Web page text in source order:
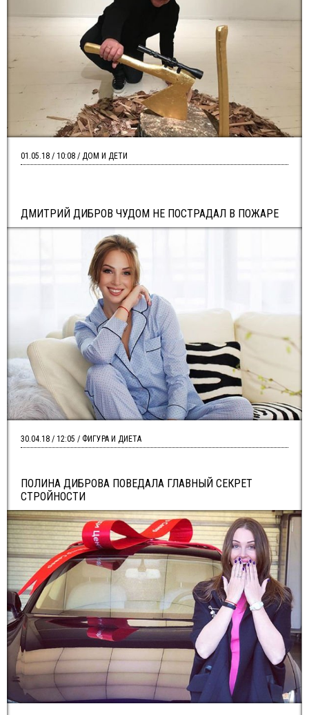
ДМИТРИЙ ДИБРОВ ЧУДОМ НЕ ПОСТРАДАЛ В ПОЖАРЕ
01.05.18 / 10:08 / ДОМ И ДЕТИ
ПОЛИНА ДИБРОВА ПОВЕДАЛА ГЛАВНЫЙ СЕКРЕТ
СТРОЙНОСТИ
30.04.18 / 12:05 / ФИГУРА И ДИЕТА